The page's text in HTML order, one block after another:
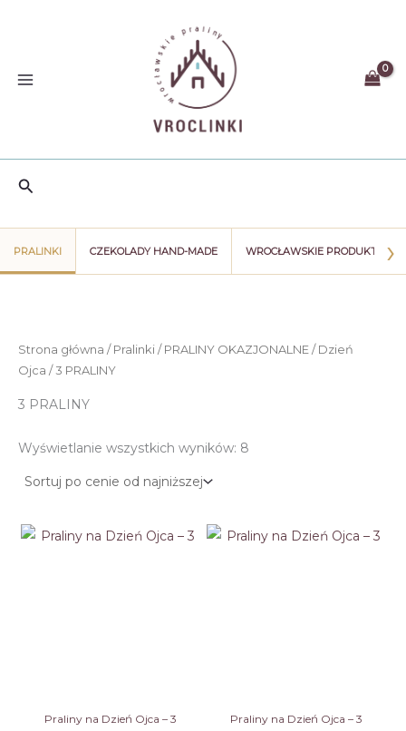
Szukaj
PRALINKI CZEKOLADY HAND-MADE WROCŁAWSKIE PRODUKTY ›
Strona główna / Pralinki / PRALINY OKAZJONALNE / Dzień
Ojca / 3 PRALINY
3 PRALINY
Wyświetlanie wszystkich wyników: 8
Praliny na Dzień Ojca – 3 Praliny na Dzień Ojca – 3